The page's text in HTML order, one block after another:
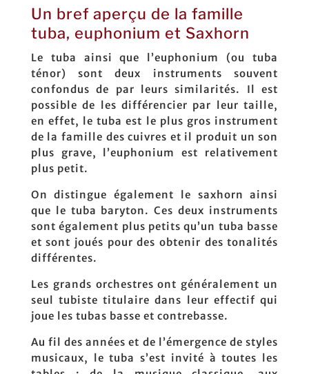
Un bref aperçu de la famille
tuba, euphonium et Saxhorn
Le tuba ainsi que l’euphonium (ou tuba
ténor) sont deux instruments souvent
confondus de par leurs similarités. Il est
possible de les différencier par leur taille,
en effet, le tuba est le plus gros instrument
de la famille des cuivres et il produit un son
plus grave, l’euphonium est relativement
plus petit.
On distingue également le saxhorn ainsi
que le tuba baryton. Ces deux instruments
sont également plus petits qu’un tuba basse
et sont joués pour des obtenir des tonalités
différentes.
Les grands orchestres ont généralement un
seul tubiste titulaire dans leur effectif qui
joue les tubas basse et contrebasse.
Au fil des années et de l’émergence de styles
musicaux, le tuba s’est invité à toutes les